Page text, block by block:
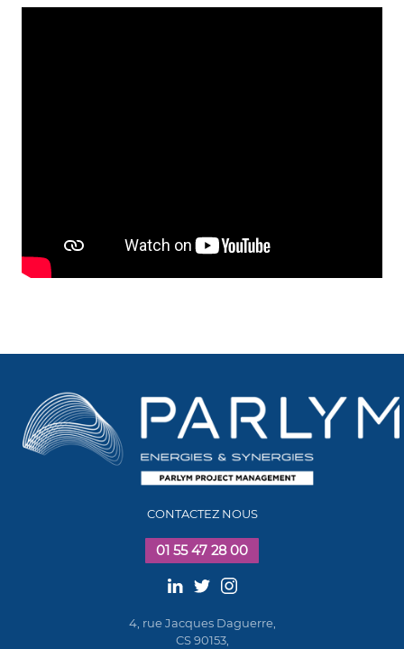
CONTACTEZ NOUS
01 55 47 28 00
4, rue Jacques Daguerre,
CS 90153,